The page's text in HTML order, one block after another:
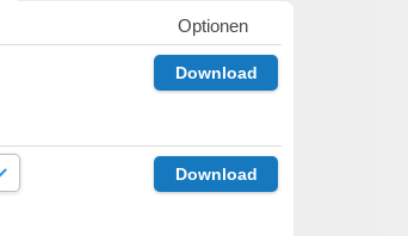
Optionen
Download
Download